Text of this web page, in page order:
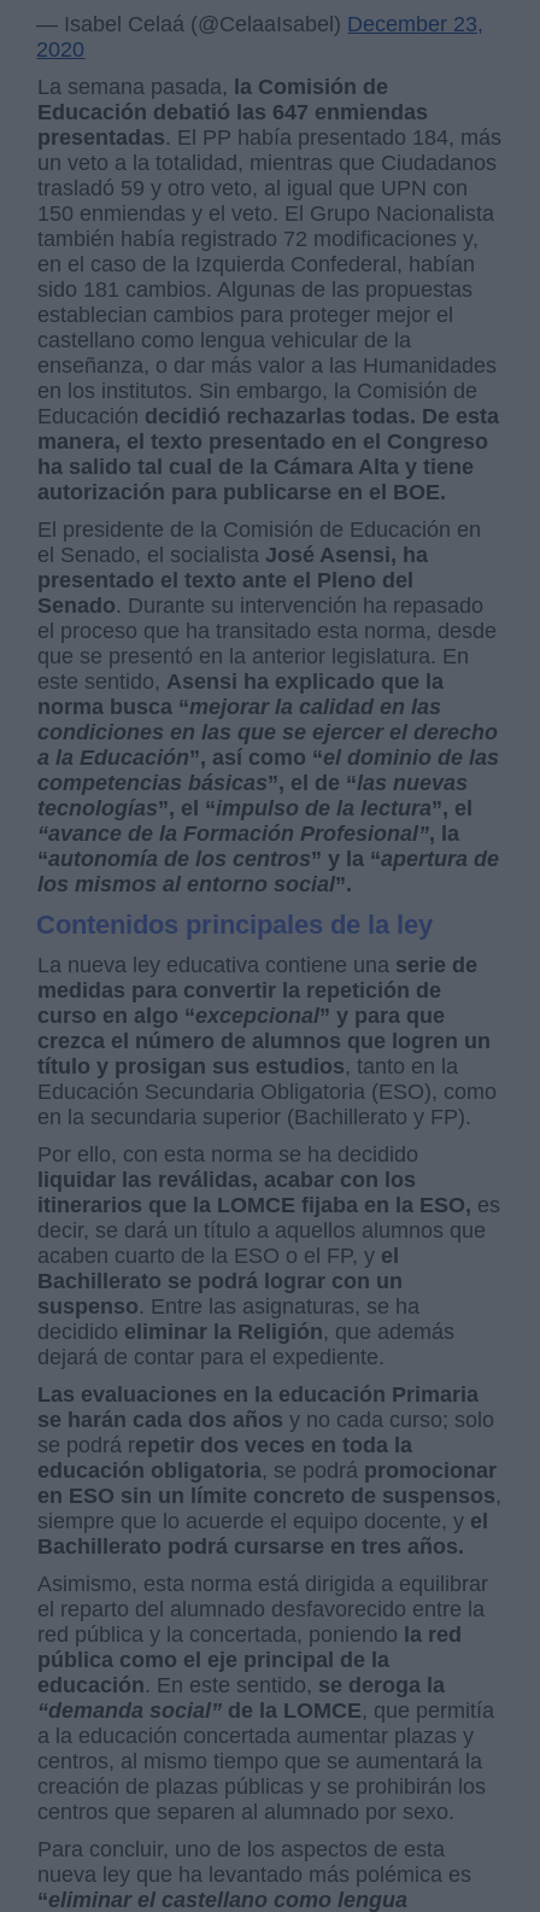
— Isabel Celaá (@CelaaIsabel) December 23,
2020
La semana pasada, la Comisión de
Educación debatió las 647 enmiendas
presentadas. El PP había presentado 184, más
un veto a la totalidad, mientras que Ciudadanos
trasladó 59 y otro veto, al igual que UPN con
150 enmiendas y el veto. El Grupo Nacionalista
también había registrado 72 modificaciones y,
en el caso de la Izquierda Confederal, habían
sido 181 cambios. Algunas de las propuestas
establecian cambios para proteger mejor el
castellano como lengua vehicular de la
enseñanza, o dar más valor a las Humanidades
en los institutos. Sin embargo, la Comisión de
Educación decidió rechazarlas todas. De esta
manera, el texto presentado en el Congreso
ha salido tal cual de la Cámara Alta y tiene
autorización para publicarse en el BOE.
El presidente de la Comisión de Educación en
el Senado, el socialista José Asensi, ha
presentado el texto ante el Pleno del
Senado. Durante su intervención ha repasado
el proceso que ha transitado esta norma, desde
que se presentó en la anterior legislatura. En
este sentido, Asensi ha explicado que la
norma busca “mejorar la calidad en las
condiciones en las que se ejercer el derecho
a la Educación”, así como “el dominio de las
competencias básicas”, el de “las nuevas
tecnologías”, el “impulso de la lectura”, el
“avance de la Formación Profesional”, la
“autonomía de los centros” y la “apertura de
los mismos al entorno social”.
Contenidos principales de la ley
La nueva ley educativa contiene una serie de
medidas para convertir la repetición de
curso en algo “excepcional” y para que
crezca el número de alumnos que logren un
título y prosigan sus estudios, tanto en la
Educación Secundaria Obligatoria (ESO), como
en la secundaria superior (Bachillerato y FP).
Por ello, con esta norma se ha decidido
liquidar las reválidas, acabar con los
itinerarios que la LOMCE fijaba en la ESO, es
decir, se dará un título a aquellos alumnos que
acaben cuarto de la ESO o el FP, y el
Bachillerato se podrá lograr con un
suspenso. Entre las asignaturas, se ha
decidido eliminar la Religión, que además
dejará de contar para el expediente.
Las evaluaciones en la educación Primaria
se harán cada dos años y no cada curso; solo
se podrá repetir dos veces en toda la
educación obligatoria, se podrá promocionar
en ESO sin un límite concreto de suspensos,
siempre que lo acuerde el equipo docente, y el
Bachillerato podrá cursarse en tres años.
Asimismo, esta norma está dirigida a equilibrar
el reparto del alumnado desfavorecido entre la
red pública y la concertada, poniendo la red
pública como el eje principal de la
educación. En este sentido, se deroga la
“demanda social” de la LOMCE, que permitía
a la educación concertada aumentar plazas y
centros, al mismo tiempo que se aumentará la
creación de plazas públicas y se prohibirán los
centros que separen al alumnado por sexo.
Para concluir, uno de los aspectos de esta
nueva ley que ha levantado más polémica es
“eliminar el castellano como lengua